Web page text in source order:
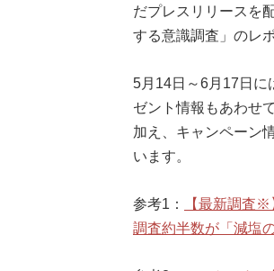
だプレスリリースを
する意識調査」のレ
5月14日～6月17日に
ゼント情報もあわせ
加え、キャンペーン
います。
参考1：
【最新調査
調査約半数が「減塩